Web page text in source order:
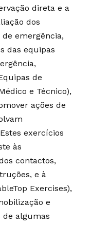
direta e a
dos
emergência,
das equipas
de
e Técnico),
ações de
exercícios
às
contactos,
e à
Exercises),
e
de algumas